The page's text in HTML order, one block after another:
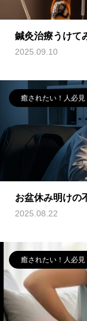
鍼灸治療うけて
2025.09.10
癒されたい！人必見
お盆休み明けの
2025.08.22
癒されたい！人必見